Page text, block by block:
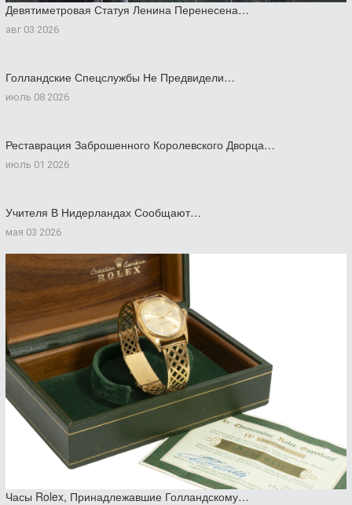
Девятиметровая Статуя Ленина Перенесена…
авг 03 2026
Голландские Спецслужбы Не Предвидели…
июль 08 2026
Реставрация Заброшенного Королевского Дворца…
июль 01 2026
Учителя В Нидерландах Сообщают…
мая 03 2026
Часы Rolex, Принадлежавшие Голландскому…